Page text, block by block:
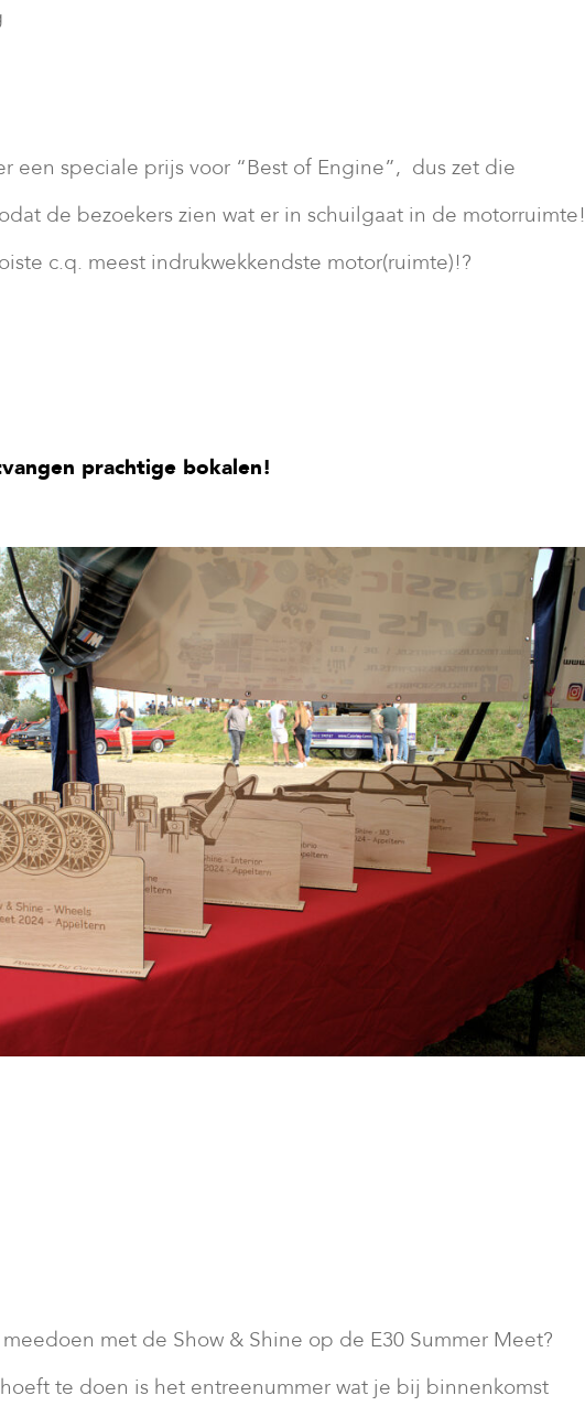
een speciale prijs voor “Best of Engine”, dus zet die
de bezoekers zien wat er in schuilgaat in de motorruimte!
c.q. meest indrukwekkendste motor(ruimte)!?
prachtige bokalen!
met de Show & Shine op de E30 Summer Meet?
te doen is het entreenummer wat je bij binnenkomst